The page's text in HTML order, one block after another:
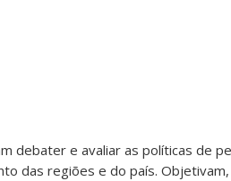
debater e avaliar as políticas de
das regiões e do país.